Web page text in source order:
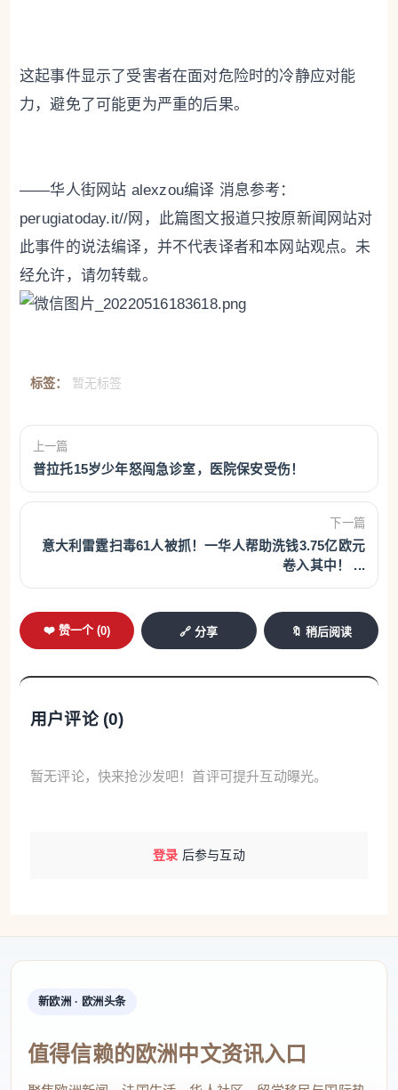
这起事件显示了受害者在面对危险时的冷静应对能
力，避免了可能更为严重的后果。
——华人街网站 alexzou编译 消息参考：
perugiatoday.it//网，此篇图文报道只按原新闻网站对
此事件的说法编译，并不代表译者和本网站观点。未
经允许，请勿转载。
标签： 暂无标签
上一篇
普拉托15岁少年怒闯急诊室，医院保安受伤！
下一篇
意大利雷霆扫毒61人被抓！一华人帮助洗钱3.75亿欧元
卷入其中！ ...
❤️ 赞一个 (0) 🔗 分享 🔖 稍后阅读
用户评论 (0)
暂无评论，快来抢沙发吧！首评可提升互动曝光。
登录 后参与互动
新欧洲 · 欧洲头条
值得信赖的欧洲中文资讯入口